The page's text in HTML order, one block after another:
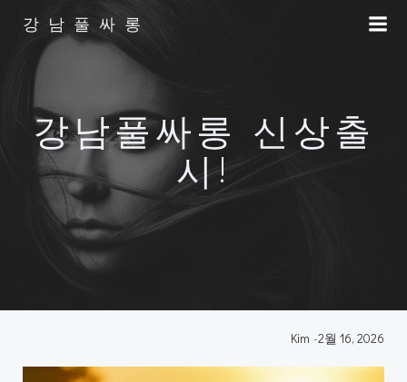
강남풀싸롱
강남풀싸롱 신상출
시!
Kim -2월 16, 2026